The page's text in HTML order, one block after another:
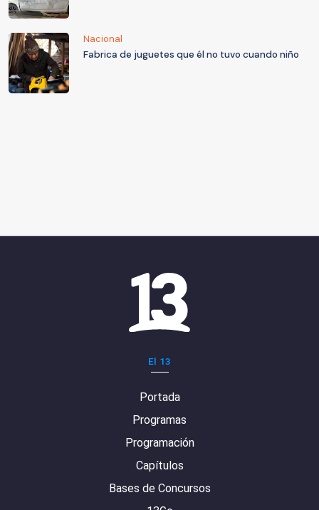
Nacional
Fabrica de juguetes que él no tuvo cuando niño
El 13
Portada
Programas
Programación
Capítulos
Bases de Concursos